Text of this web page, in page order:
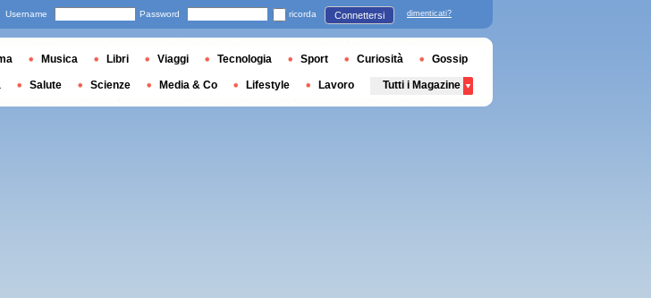
Username Password ricorda Connettersi dimenticati?
Musica Libri Viaggi Tecnologia Sport Curiosità Gossip
Salute Scienze Media & Co Lifestyle Lavoro Tutti i Magazine